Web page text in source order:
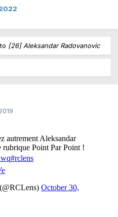
[26] Aleksandar Radovanovic